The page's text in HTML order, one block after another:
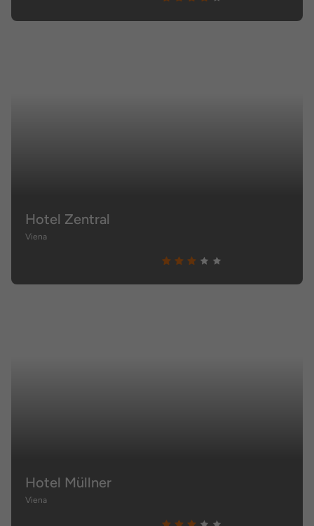
Hotel Zentral
Viena
Hotel Müllner
Viena